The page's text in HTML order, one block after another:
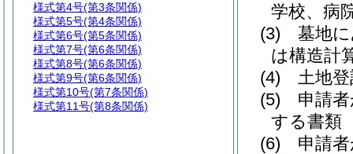
学校、病
(3)
墓地
は構造計
(4)
土地
(5)
申請
する書類
(6)
申請
様式第4号(第3条関係)
様式第5号(第4条関係)
様式第6号(第5条関係)
様式第7号(第6条関係)
様式第8号(第6条関係)
様式第9号(第6条関係)
様式第10号(第7条関係)
様式第11号(第8条関係)